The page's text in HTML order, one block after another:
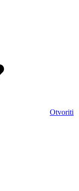
Otvoriti